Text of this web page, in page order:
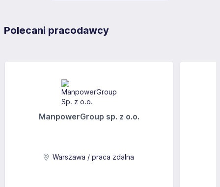
Polecani pracodawcy
ManpowerGroup sp. z o.o.
Warszawa / praca zdalna